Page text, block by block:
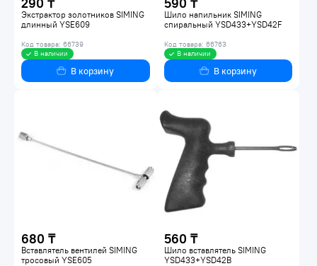
Экстрактор золотников SIMING
длинный YSE609
Код товара: 66739
В наличии
В корзину
Шило напильник SIMING
спиральный YSD433+YSD42F
Код товара: 66763
В наличии
В корзину
680 ₸
Вставлятель вентилей SIMING
тросовый YSE605
560 ₸
Шило вставлятель SIMING
YSD433+YSD42B